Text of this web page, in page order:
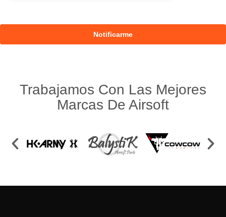
Trabajamos Con Las Mejores
Marcas De Airsoft